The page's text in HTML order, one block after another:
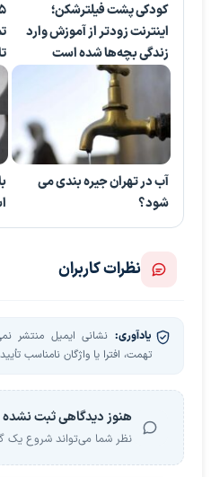
کودکی پشت فیلترشکن؛
اینترنت زودتر از آموزش وارد
زندگی بچه‌ها شده است
آب در تهران جیره بندی می
شود؟
نظرات کاربران
یادآوری: نشانی ایمیل منتشر
تهمت، افترا یا واژگان نامناسب
هنوز دیدگاهی ثبت
نظر شما می‌تواند شروع یک